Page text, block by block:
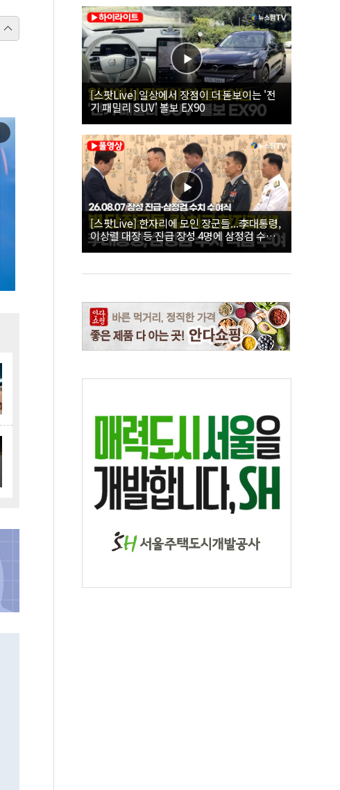
[스팟Live] 일상에서 장점이 더 돋보이는 '전
기 패밀리 SUV' 볼보 EX90
[스팟Live] 한자리에 모인 장군들...李대통령,
이상렬 대장 등 진급 장성 4명에 삼정검 수치
직접 수여｜26.08.07 장성 진급·삼정검 수치